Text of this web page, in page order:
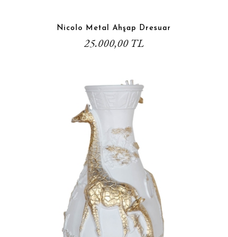
Nicolo Metal Ahşap Dresuar
25.000,00 TL